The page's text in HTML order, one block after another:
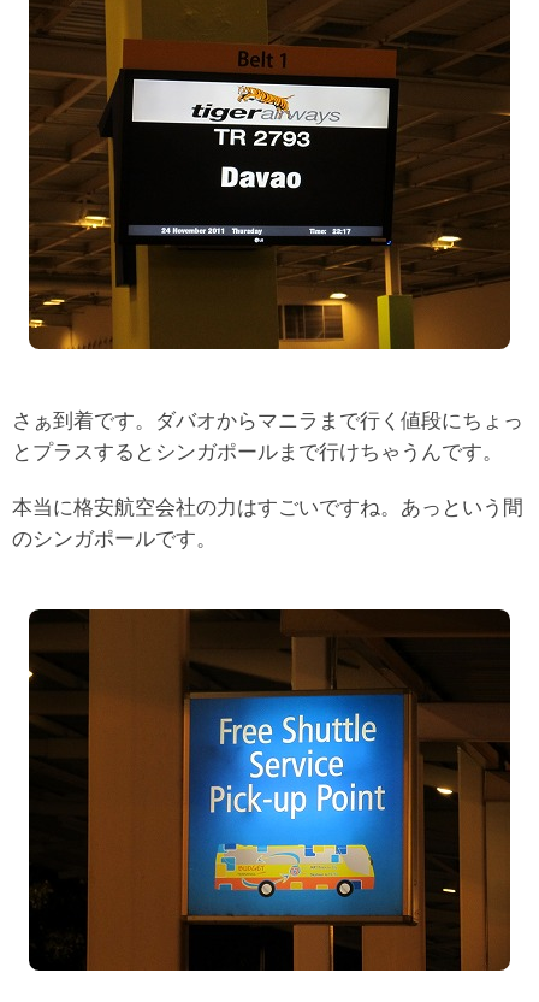
さぁ到着です。ダバオからマニラまで行く値段にちょっ
とプラスするとシンガポールまで行けちゃうんです。
本当に格安航空会社の力はすごいですね。あっという間
のシンガポールです。